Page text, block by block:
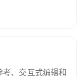
、交互式编辑和